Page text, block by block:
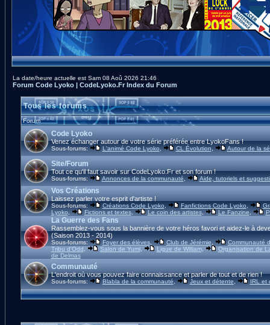
La date/heure actuelle est Sam 08 Aoû 2026 21:46
Forum Code Lyoko | CodeLyoko.Fr Index du Forum
Tous les forums
Forum
Code Lyoko
Venez échanger autour de votre série préférée entre LyokoFans !
Sous-forums: L'animé Code Lyoko, CL Évolution Autour de la
Site/Forum
Tout ce qu'il faut savoir sur CodeLyoko.Fr et son forum !
Sous-forums: Annonces de la communauté, Aide, tutoriels et
Vos Créations
Laissez parler votre esprit d'artiste !
Sous-forums: Créations Code Lyoko, Fanfictions Code Lyoko,
Lyoko, Fictions et textes, Le coin des artistes, Le Fanzine
La Guerre des Fans
Rassemblez-vous sous la bannière de votre héros favori et aidez-le à
(Saison 2013 - 2014)
Sous-forums: Foyer des élèves, Club de Jérémie
Communauté
Tribu d'Odd
Salon de Yumi, Ligue de William,
Organisation de
de Delmas
Communauté
L'endroit où vous pouvez faire connaissance et parler de tout et de rien !
Sous-forums: Blabla de la communauté, Jeux et détente, IRL et